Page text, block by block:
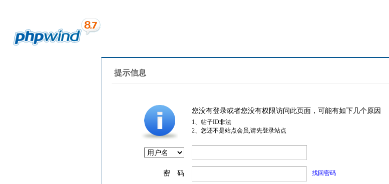
提示信息
您没有登录或者您没有权限访问此页面，可能有如下几个原因
1、帖子ID非法
2、您还不是站点会员,请先登录站点
密 码 找回密码